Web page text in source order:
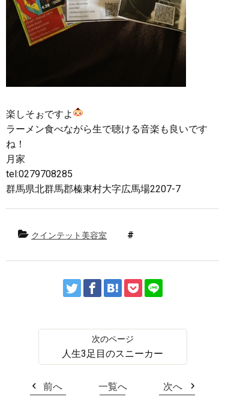
楽しそぉですよ
ラーメン食べながら生で聴ける音楽も良いです
ね！
月家
tel:0279708285
群馬県北群馬郡榛東村大字広馬場2207-7
クインテット美容室
人生3足目のスニーカー
前へ 一覧へ 次へ